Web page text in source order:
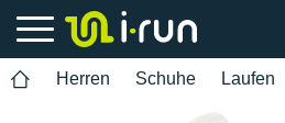
Herren Schuhe Laufen